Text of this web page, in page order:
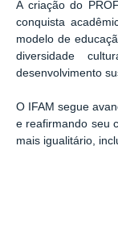
A criação do
conquista
modelo de
diversidade
desenvolvimento
O IFAM segue
e reafirmando seu
mais igualitário,